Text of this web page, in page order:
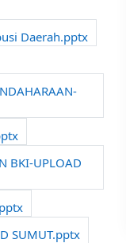
Daerah.pptx
BKI-UPLOAD
SUMUT.pptx